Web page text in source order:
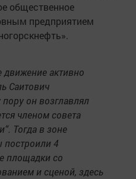
общественное
предприятием
движение активно
Саитович
он возглавлял
членом совета
Тогда в зоне
построили 4
площадки со
и сценой, здесь